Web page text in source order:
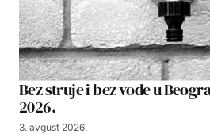
Bez struje i bez vode u
2026.
3. avgust 2026.